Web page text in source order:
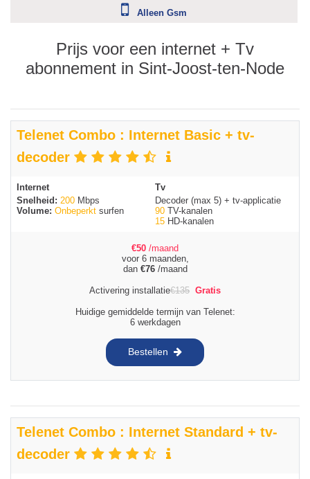
Alleen Gsm
Prijs voor een internet + Tv
abonnement in Sint-Joost-ten-Node
Telenet Combo : Internet Basic + tv-
decoder
Internet
Snelheid: 200 Mbps
Volume: Onbeperkt surfen
Tv
Decoder (max 5) + tv-applicatie
90 TV-kanalen
15 HD-kanalen
€50 /maand
voor 6 maanden,
dan €76/maand
Activering installatie€135 Gratis
Huidige gemiddelde termijn van Telenet:
6 werkdagen
Bestellen
Telenet Combo : Internet Standard + tv-
decoder